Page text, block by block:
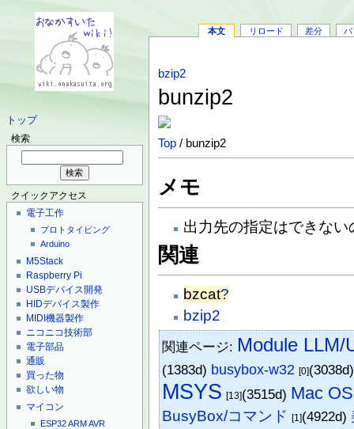
トップ
検索
クイックアクセス
電子工作
プロトタイピング
Arduino
M5Stack
Raspberry Pi
USBデバイス開発
HIDデバイス製作
MIDI機器製作
ニコニコ技術部
電子部品
通販
買った物
欲しい物
マイコン
ESP32ARMAVR
本文 リロード 差分 バ
bzip2
bunzip2
Top / bunzip2
メモ
出力先の指定はできな
関連
bzcat?
bzip2
関連ページ: Module LLM/
(1383d) busybox-w32 [0]
MSYS [13](3515d) Mac
BusyBox/コマンド [1](4922d)